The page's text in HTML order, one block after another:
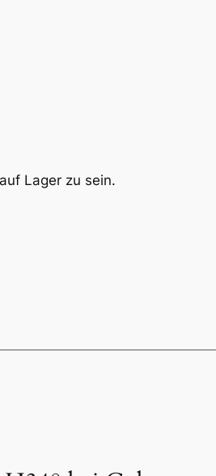
Lager zu sein.